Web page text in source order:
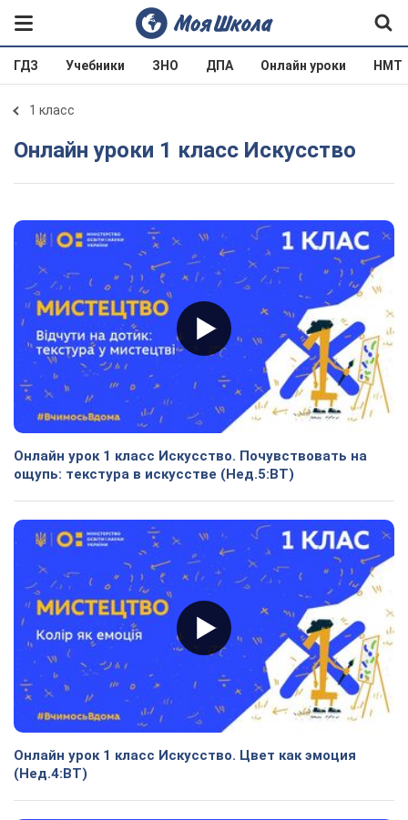
ГДЗ Учебники ЗНО ДПА Онлайн уроки НМТ
1 класс
Онлайн уроки 1 класс Искусство
Онлайн урок 1 класс Искусство. Почувствовать на
ощупь: текстура в искусстве (Нед.5:ВТ)
Онлайн урок 1 класс Искусство. Цвет как эмоция
(Нед.4:ВТ)